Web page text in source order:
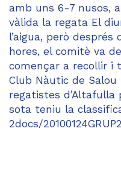
amb uns 6-7 nusos,
vàlida la regata El
l’aigua, però
hores, el comitè va
començar a recollir i
Club Nàutic de
regatistes d’Altafulla
sota teniu la
2docs/